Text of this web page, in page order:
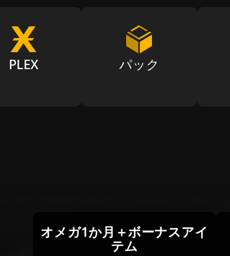
PLEX パック
オメガ1か月＋ボーナスアイ
テム